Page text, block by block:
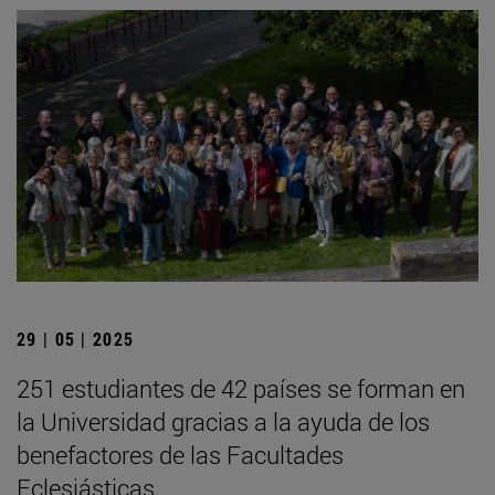
29 | 05 | 2025
251 estudiantes de 42 países se forman en
la Universidad gracias a la ayuda de los
benefactores de las Facultades
Eclesiásticas